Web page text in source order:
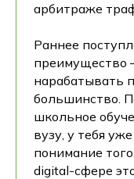
арбитраже
Раннее
преимущество
нарабатывать
большинство.
школьное
вузу, у тебя
понимание
digital-сфере